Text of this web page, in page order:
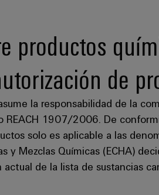
productos
de
la responsabilidad de la
1907/2006. De
solo es aplicable a las
y Mezclas Químicas (ECHA)
de la lista de sustancias